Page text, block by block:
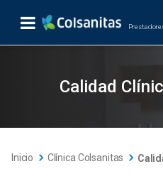
Saltar al contenido principal
Calidad
Inicio Clínica Colsanitas